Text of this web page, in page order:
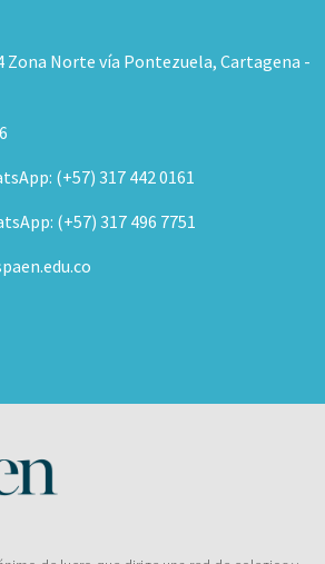
Zona Norte vía Pontezuela, Cartagena -
(+57) 317 442 0161
(+57) 317 496 7751